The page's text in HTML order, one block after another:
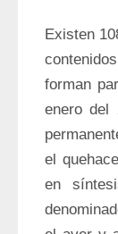
Existen
forman
enero del
el
en